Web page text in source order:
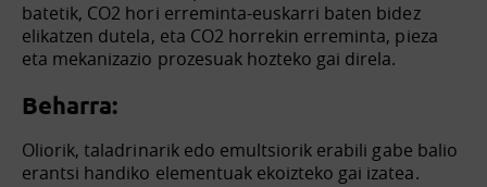
batetik, CO2 hori erreminta-euskarri baten bidez
elikatzen dutela, eta CO2 horrekin erreminta, pieza
eta mekanizazio prozesuak hozteko gai direla.
Beharra:
Oliorik, taladrinarik edo emultsiorik erabili gabe balio
erantsi handiko elementuak ekoizteko gai izatea.